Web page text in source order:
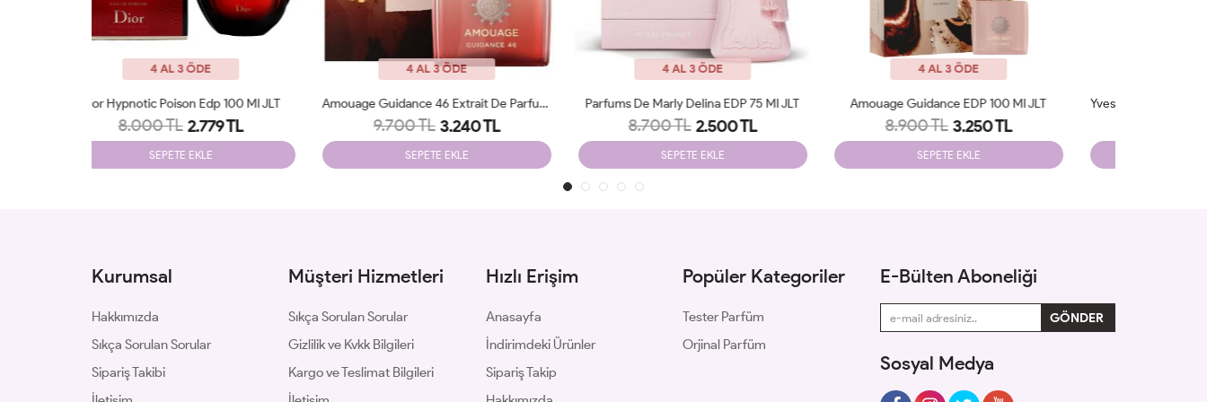
4 AL 3 ÖDE
Amouage Guidance 46 Extrait De Parfum JLT
9.700 TL 3.240 TL
SEPETE EKLE
4 AL 3 ÖDE
Parfums De Marly Delina EDP 75 Ml JLT
8.700 TL 2.500 TL
SEPETE EKLE
4 AL 3 ÖDE
Amouage Guidance EDP 100 Ml JLT
8.900 TL 3.250 TL
SEPETE EKLE
4 AL 3 ÖDE
Yves Saint Laurent Libre Intense EDP 90 Ml Edp JLT
7.250 TL 2.060 TL
SEPETE EKLE
Kurumsal
Hakkımızda
Sıkça Sorulan Sorular
Sipariş Takibi
Müşteri Hizmetleri
Sıkça Sorulan Sorular
Gizlilik ve Kvkk Bilgileri
Kargo ve Teslimat Bilgileri
Hızlı Erişim
Anasayfa
İndirimdeki Ürünler
Sipariş Takip
Popüler Kategoriler
Tester Parfüm
Orjinal Parfüm
E-Bülten Aboneliği
Sosyal Medya